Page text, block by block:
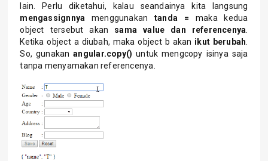
lain. Perlu diketahui, kalau seandainya kita langsung
mengassignnya menggunakantanda = maka kedua
object tersebut akan sama value dan referencenya.
Ketika object a diubah, maka object b akan ikut berubah.
So, gunakanangular.copy() untuk mengcopy isinya saja
tanpa menyamakan referencenya.